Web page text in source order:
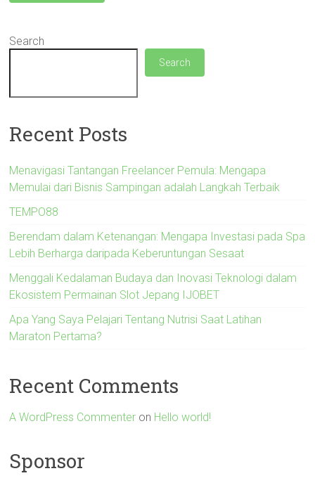
Search
Search
Recent Posts
Menavigasi Tantangan Freelancer Pemula: Mengapa
Memulai dari Bisnis Sampingan adalah Langkah Terbaik
TEMPO88
Berendam dalam Ketenangan: Mengapa Investasi pada Spa
Lebih Berharga daripada Keberuntungan Sesaat
Menggali Kedalaman Budaya dan Inovasi Teknologi dalam
Ekosistem Permainan Slot Jepang IJOBET
Apa Yang Saya Pelajari Tentang Nutrisi Saat Latihan
Maraton Pertama?
Recent Comments
A WordPress Commenter on Hello world!
Sponsor